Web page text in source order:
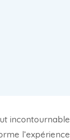
incontournable
l’expérience